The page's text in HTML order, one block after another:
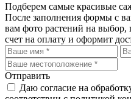
Подберем самые красивые
После заполнения формы с
вам фото растений на выбор,
счет на оплату и оформит
Отправить
Даю согласие на